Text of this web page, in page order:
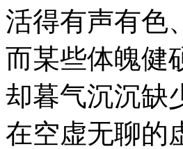
活得有声有色
而某些体魄健
却暮气沉沉缺
在空虚无聊的